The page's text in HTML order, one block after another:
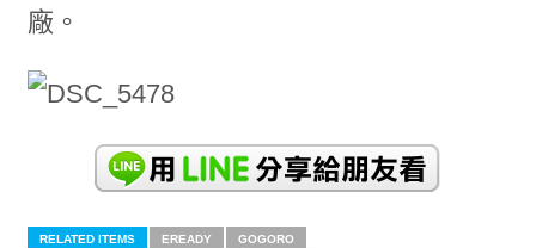
廠。
RELATED ITEMS EREADY GOGORO